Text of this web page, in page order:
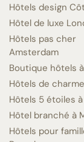
Hôtels design
Hôtel de luxe
Hôtels pas cher
Amsterdam
Boutique hôtels
Hôtels de
Hôtels 5 étoiles à
Hôtel branché à
Hôtels pour